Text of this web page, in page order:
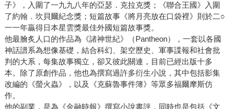
子》，入圍了一九九八年的亞瑟．克拉克獎；《聯合王國》入圍
了約翰．坎貝爾紀念獎；短篇故事《將月亮放在口袋裡》則於二○
一一年贏得日本星雲獎最佳外國短篇故事獎。
他最膾炙人口的作品為《諸神世紀》（Pantheon），一套以各國
神話譜系為想像基礎，結合科幻、架空歷史、軍事諜報和社會批
判的大系，每集故事獨立，卻又彼此關連，目前已經出版十多
本。除了原創作品，他也為撰寫過許多衍生小說，其中包括影集
改編的《螢火蟲》，以及《克蘇魯事件簿》等眾多福爾摩斯仿
作。
他的副業，是為《金融時報》撰寫小說書評，同時也是包括《文